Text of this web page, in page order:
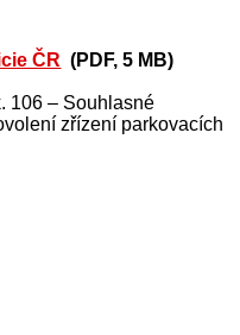
ČR (PDF, 5 MB)
106 – Souhlasné
zřízení parkovacích